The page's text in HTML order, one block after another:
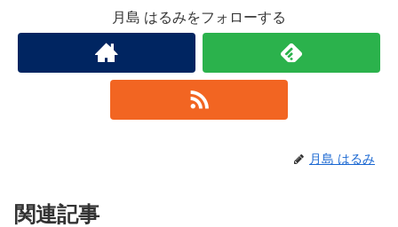
月島 はるみをフォローする
月島 はるみ
関連記事